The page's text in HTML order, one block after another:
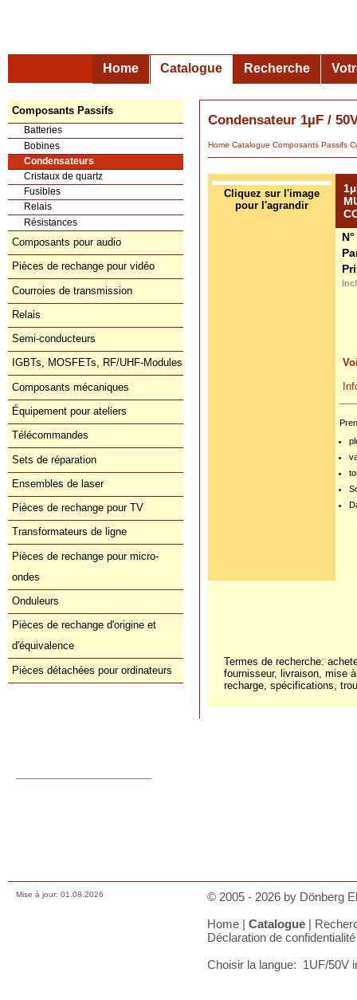
Home Catalogue Recherche
Composants Passifs
Batteries
Bobines
Condensateurs
Cristaux de quartz
Fusibles
Relais
Résistances
Composants pour audio
Pièces de rechange pour vidéo
Courroies de transmission
Relais
Semi-conducteurs
IGBTs, MOSFETs, RF/UHF-Modules
Composants mécaniques
Équipement pour ateliers
Télécommandes
Sets de réparation
Ensembles de laser
Pièces de rechange pour TV
Transformateurs de ligne
Pièces de rechange pour micro-
ondes
Onduleurs
Pièces de rechange d'origine et
d'équivalence
Pièces détachées pour ordinateurs
Condensateur 1µF /
Home Catalogue Composants Passifs
Cliquez sur l'image
pour l'agrandir
Termes de recherche:
fournisseur, livraison, mise
recharge, spécifications,
Mise à jour: 01.08.2026
© 2005 - 2026 by Dönberg
Home | Catalogue |
Déclaration de confidentialité
Choisir la langue: 1UF/50V